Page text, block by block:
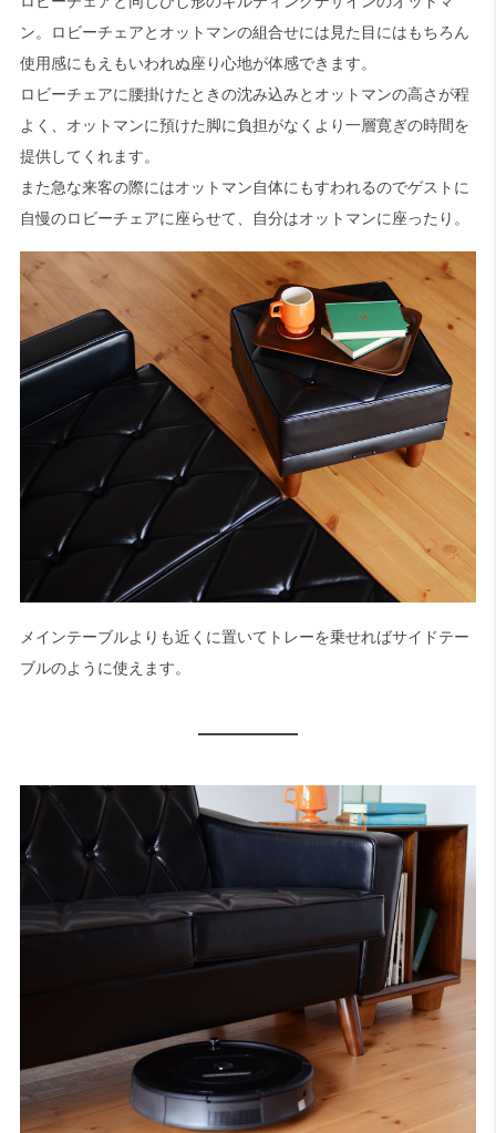
ン。ロビーチェアとオットマンの組合せには見た目にはもちろん
使用感にもえもいわれぬ座り心地が体感できます。
ロビーチェアに腰掛けたときの沈み込みとオットマンの高さが程
よく、オットマンに預けた脚に負担がなくより一層寛ぎの時間を
提供してくれます。
また急な来客の際にはオットマン自体にもすわれるのでゲストに
自慢のロビーチェアに座らせて、自分はオットマンに座ったり。
メインテーブルよりも近くに置いてトレーを乗せればサイドテー
ブルのように使えます。